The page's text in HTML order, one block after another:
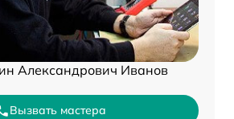
Александрович Иванов
Вызвать мастера